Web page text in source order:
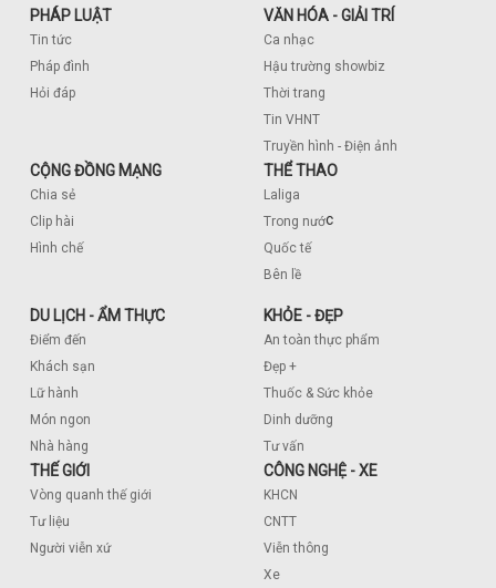
PHÁP LUẬT
Tin tức
Pháp đình
Hỏi đáp
VĂN HÓA - GIẢI TRÍ
Ca nhạc
Hậu trường showbiz
Thời trang
Tin VHNT
Truyền hình - Điện ảnh
CỘNG ĐỒNG MẠNG
Chia sẻ
Clip hài
Hình chế
THỂ THAO
Laliga
Trong nước
Quốc tế
Bên lề
DU LỊCH - ẨM THỰC
Điểm đến
Khách sạn
Lữ hành
Món ngon
Nhà hàng
KHỎE - ĐẸP
An toàn thực phẩm
Đẹp +
Thuốc & Sức khỏe
Dinh dưỡng
Tư vấn
THẾ GIỚI
Vòng quanh thế giới
Tư liệu
Người viễn xứ
CÔNG NGHỆ - XE
KHCN
CNTT
Viễn thông
Xe